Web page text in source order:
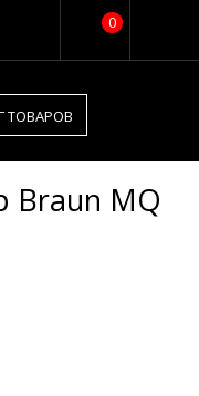
0
ТОВАРОВ
Braun MQ